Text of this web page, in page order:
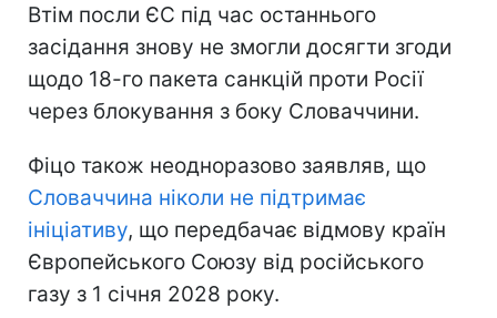
Втім посли ЄС під час останнього
засідання знову не змогли досягти згоди
щодо 18-го пакета санкцій проти Росії
через блокування з боку Словаччини.
Фіцо також неодноразово заявляв, що
Словаччина ніколи не підтримає
ініціативу, що передбачає відмову країн
Європейського Союзу від російського
газу з 1 січня 2028 року.